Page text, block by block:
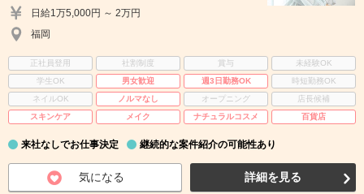
日給1万5,000円 ～ 2万円
福岡
正社員登用 社割制度 賞与
未経験OK
学生OK
男女歓迎 週3日勤務OK
時短勤務OK
ネイルOK
ノルマなし オープニング
店長候補
スキンケア
メイク ナチュラルコスメ 百貨店
来社なしでお仕事決定 継続的な案件紹介の可能性あり
気になる 詳細を見る